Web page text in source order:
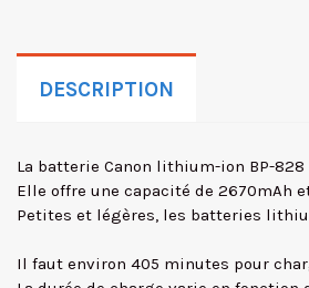
DESCRIPTION
La batterie Canon lithium-ion BP-828
Elle offre une capacité de 2670mAh
Petites et légères, les batteries
Il faut environ 405 minutes pour